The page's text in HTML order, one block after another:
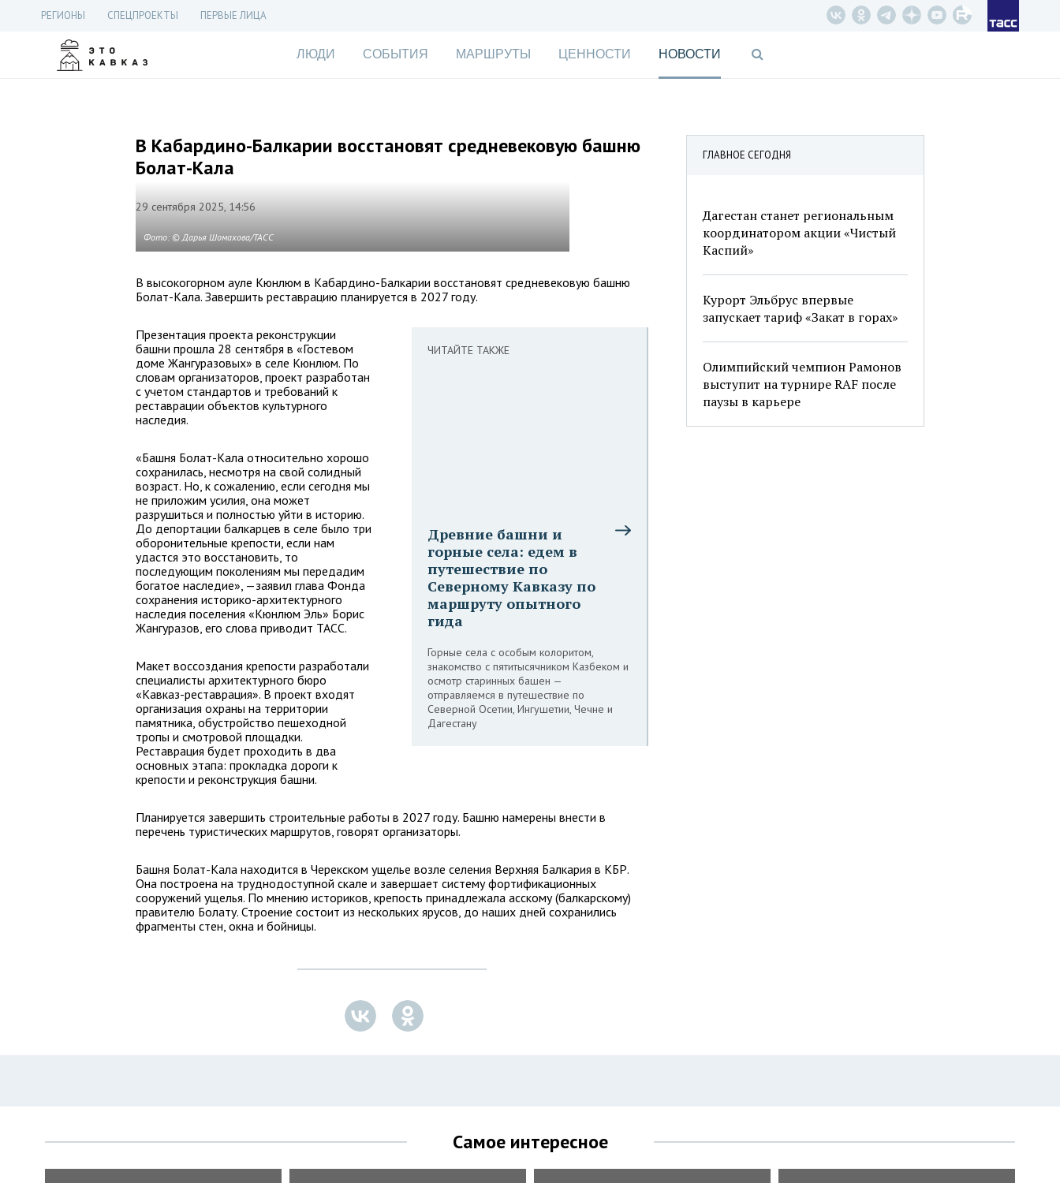
РЕГИОНЫ СПЕЦПРОЕКТЫ ПЕРВЫЕ ЛИЦА
ЛЮДИ СОБЫТИЯ МАРШРУТЫ ЦЕННОСТИ НОВОСТИ
ГЛАВНОЕ СЕГОДНЯ
Дагестан станет региональным
координатором акции «Чистый
Каспий»
Курорт Эльбрус впервые
запускает тариф «Закат в горах»
Олимпийский чемпион Рамонов
выступит на турнире RAF после
паузы в карьере
В Кабардино-Балкарии восстановят средневековую башню
Болат-Кала
29 сентября 2025, 14:56
Фото: © Дарья Шомахова/ТАСС
В высокогорном ауле Кюнлюм в Кабардино-Балкарии восстановят средневековую башню
Болат-Кала. Завершить реставрацию планируется в 2027 году.
ЧИТАЙТЕ ТАКЖЕ
Древние башни и
горные села: едем в
путешествие по
Северному Кавказу по
маршруту опытного
гида
Горные села с особым колоритом,
знакомство с пятитысячником Казбеком и
осмотр старинных башен —
отправляемся в путешествие по
Северной Осетии, Ингушетии, Чечне и
Дагестану
Презентация проекта реконструкции
башни прошла 28 сентября в «Гостевом
доме Жангуразовых» в селе Кюнлюм. По
словам организаторов, проект разработан
с учетом стандартов и требований к
реставрации объектов культурного
наследия.
«Башня Болат-Кала относительно хорошо
сохранилась, несмотря на свой солидный
возраст. Но, к сожалению, если сегодня мы
не приложим усилия, она может
разрушиться и полностью уйти в историю.
До депортации балкарцев в селе было три
оборонительные крепости, если нам
удастся это восстановить, то
последующим поколениям мы передадим
богатое наследие», —заявил глава Фонда
сохранения историко-архитектурного
наследия поселения «Кюнлюм Эль» Борис
Жангуразов, его слова приводит ТАСС.
Макет воссоздания крепости разработали
специалисты архитектурного бюро
«Кавказ-реставрация». В проект входят
организация охраны на территории
памятника, обустройство пешеходной
тропы и смотровой площадки.
Реставрация будет проходить в два
основных этапа: прокладка дороги к
крепости и реконструкция башни.
Планируется завершить строительные работы в 2027 году. Башню намерены внести в
перечень туристических маршрутов, говорят организаторы.
Башня Болат-Кала находится в Черекском ущелье возле селения Верхняя Балкария в КБР.
Она построена на труднодоступной скале и завершает систему фортификационных
сооружений ущелья. По мнению историков, крепость принадлежала асскому (балкарскому)
правителю Болату. Строение состоит из нескольких ярусов, до наших дней сохранились
фрагменты стен, окна и бойницы.
Самое интересное